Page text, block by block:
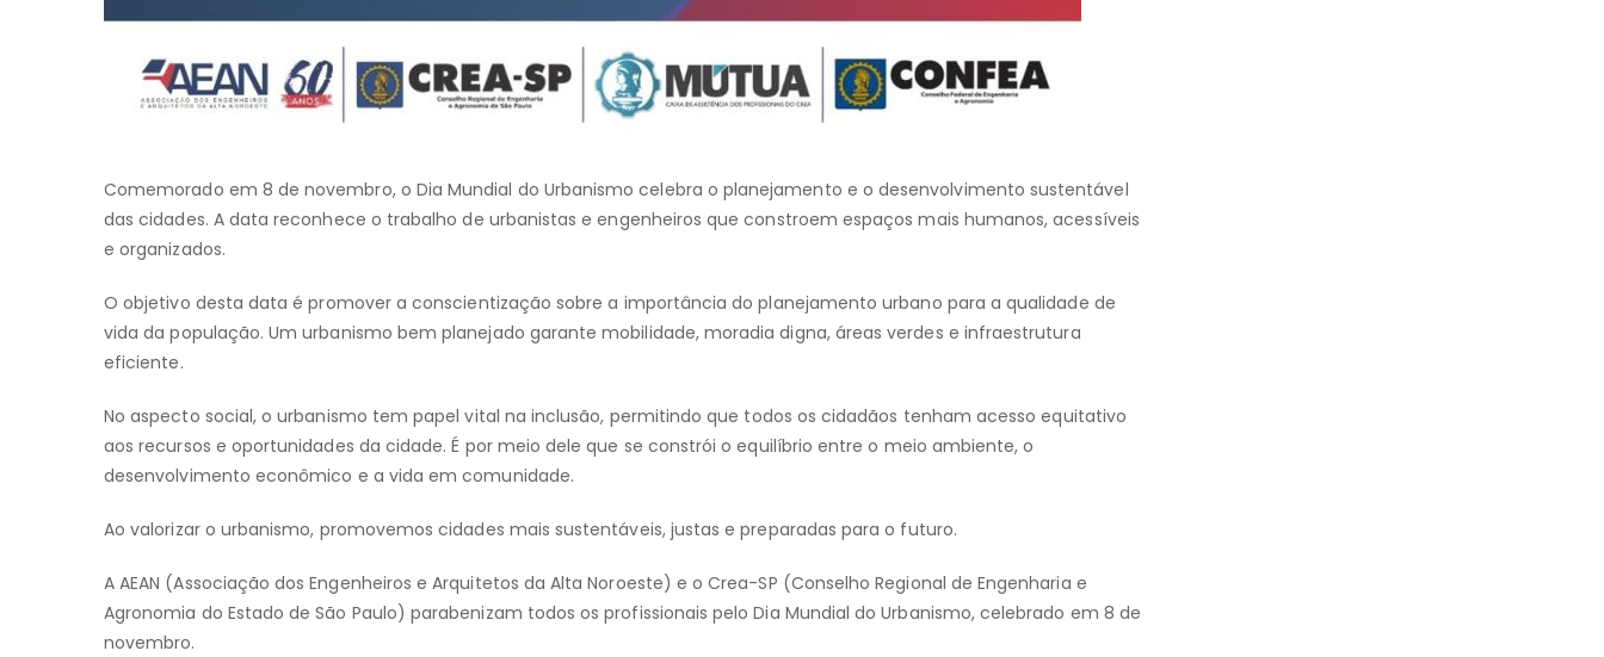
Comemorado em 8 de novembro, o Dia Mundial do Urbanismo celebra o planejamento e o desenvolvimento sustentável
das cidades. A data reconhece o trabalho de urbanistas e engenheiros que constroem espaços mais humanos, acessíveis
e organizados.
O objetivo desta data é promover a conscientização sobre a importância do planejamento urbano para a qualidade de
vida da população. Um urbanismo bem planejado garante mobilidade, moradia digna, áreas verdes e infraestrutura
eficiente.
No aspecto social, o urbanismo tem papel vital na inclusão, permitindo que todos os cidadãos tenham acesso equitativo
aos recursos e oportunidades da cidade. É por meio dele que se constrói o equilíbrio entre o meio ambiente, o
desenvolvimento econômico e a vida em comunidade.
Ao valorizar o urbanismo, promovemos cidades mais sustentáveis, justas e preparadas para o futuro.
A AEAN (Associação dos Engenheiros e Arquitetos da Alta Noroeste) e o Crea-SP (Conselho Regional de Engenharia e
Agronomia do Estado de São Paulo) parabenizam todos os profissionais pelo Dia Mundial do Urbanismo, celebrado em 8 de
novembro.